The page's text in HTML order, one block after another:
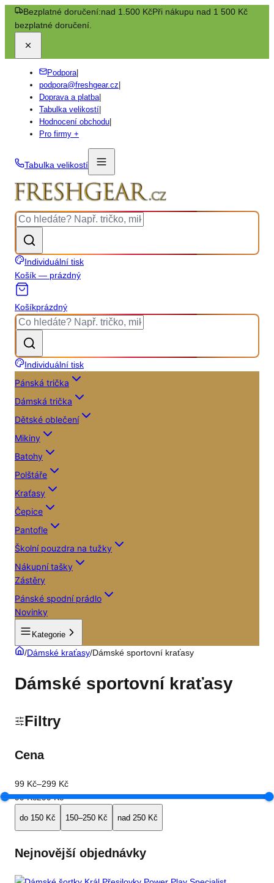
Bezplatné doručení:nad 1.500 KčPři nákupu nad 1 500 Kč
bezplatné doručení.
Podpora|
podpora@freshgear.cz
Doprava a platba|
Tabulka velikostí
Hodnocení obchodu
Pro firmy +
Tabulka velikostí
Individuální tisk
Košík — prázdný
Košíkprázdný
Individuální tisk
Pánská trička
Dámská trička
Dětské oblečení
Mikiny
Batohy
Polštáře
Kraťasy
Čepice
Pantofle
Školní pouzdra na tužky
Nákupní tašky
Zástěry
Pánské spodní prádlo
Novinky
Kategorie
/Dámské kraťasy/Dámské sportovní kraťasy
Dámské sportovní kraťasy
Filtry
Cena
99 Kč–299 Kč
99 Kč299 Kč
do 150 Kč 150–250 Kč nad 250 Kč
Nejnovější objednávky